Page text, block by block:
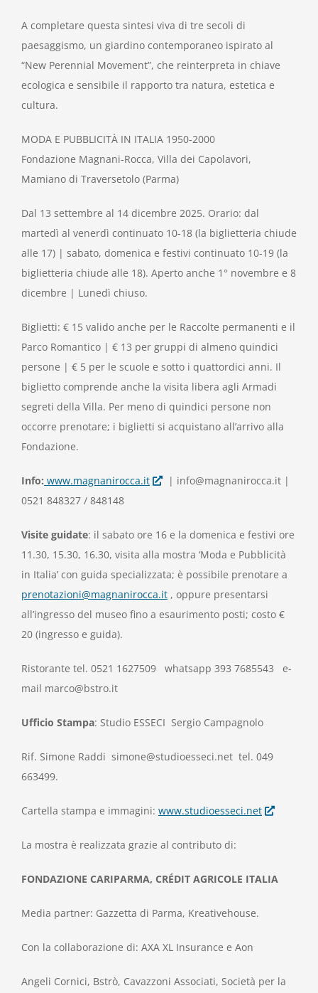
A completare questa sintesi viva di tre secoli di
paesaggismo, un giardino contemporaneo ispirato al
“New Perennial Movement”, che reinterpreta in chiave
ecologica e sensibile il rapporto tra natura, estetica e
cultura.
MODA E PUBBLICITÀ IN ITALIA 1950-2000
Fondazione Magnani-Rocca, Villa dei Capolavori,
Mamiano di Traversetolo (Parma)
Dal 13 settembre al 14 dicembre 2025. Orario: dal
martedì al venerdì continuato 10-18 (la biglietteria chiude
alle 17) | sabato, domenica e festivi continuato 10-19 (la
biglietteria chiude alle 18). Aperto anche 1° novembre e 8
dicembre | Lunedì chiuso.
Biglietti: € 15 valido anche per le Raccolte permanenti e il
Parco Romantico | € 13 per gruppi di almeno quindici
persone | € 5 per le scuole e sotto i quattordici anni. Il
biglietto comprende anche la visita libera agli Armadi
segreti della Villa. Per meno di quindici persone non
occorre prenotare; i biglietti si acquistano all’arrivo alla
Fondazione.
Info: www.magnanirocca.it
| info@magnanirocca.it |
0521 848327 / 848148
Visite guidate: il sabato ore 16 e la domenica e festivi ore
11.30, 15.30, 16.30, visita alla mostra ‘Moda e Pubblicità
in Italia’ con guida specializzata; è possibile prenotare a
prenotazioni@magnanirocca.it, oppure presentarsi
all’ingresso del museo fino a esaurimento posti; costo €
20 (ingresso e guida).
Ristorante tel. 0521 1627509 whatsapp 393 7685543 e-
mail marco@bstro.it
Ufficio Stampa: Studio ESSECI Sergio Campagnolo
Rif. Simone Raddi simone@studioesseci.net tel. 049
663499.
Cartella stampa e immagini: www.studioesseci.net
La mostra è realizzata grazie al contributo di:
FONDAZIONE CARIPARMA, CRÉDIT AGRICOLE ITALIA
Media partner: Gazzetta di Parma, Kreativehouse.
Con la collaborazione di: AXA XL Insurance e Aon
Angeli Cornici, Bstrò, Cavazzoni Associati, Società per la